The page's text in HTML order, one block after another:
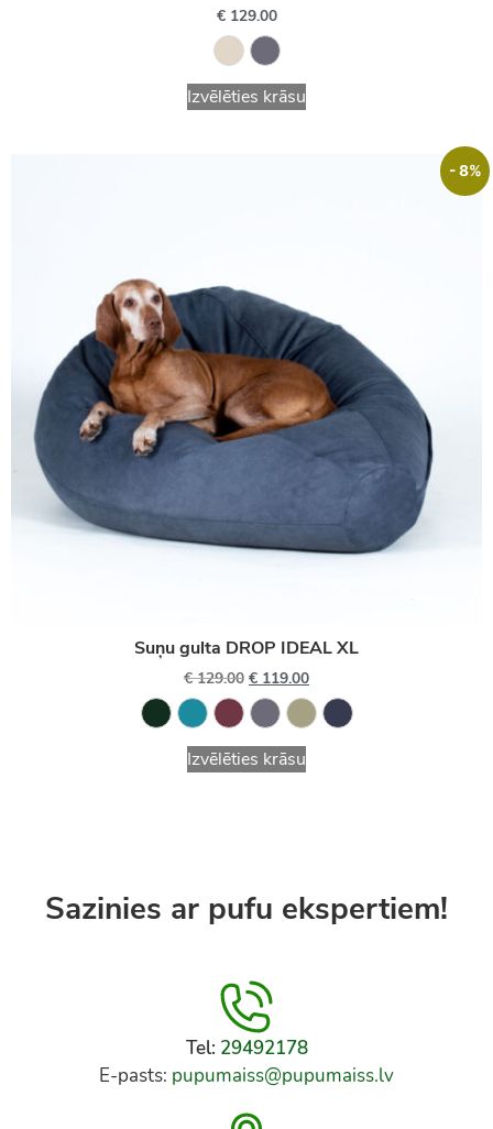
€129.00
Izvēlēties krāsu
- 8%
Suņu gulta DROP IDEAL XL
€129.00 € 119.00
Izvēlēties krāsu
Sazinies ar pufu ekspertiem!
Tel: 29492178
E-pasts: pupumaiss@pupumaiss.lv